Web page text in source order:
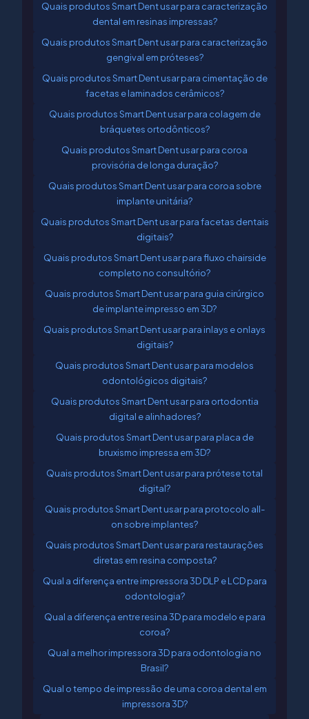
Quais produtos Smart Dent usar para caracterização
dental em resinas impressas?
Quais produtos Smart Dent usar para caracterização
gengival em próteses?
Quais produtos Smart Dent usar para cimentação de
facetas e laminados cerâmicos?
Quais produtos Smart Dent usar para colagem de
bráquetes ortodônticos?
Quais produtos Smart Dent usar para coroa
provisória de longa duração?
Quais produtos Smart Dent usar para coroa sobre
implante unitária?
Quais produtos Smart Dent usar para facetas dentais
digitais?
Quais produtos Smart Dent usar para fluxo chairside
completo no consultório?
Quais produtos Smart Dent usar para guia cirúrgico
de implante impresso em 3D?
Quais produtos Smart Dent usar para inlays e onlays
digitais?
Quais produtos Smart Dent usar para modelos
odontológicos digitais?
Quais produtos Smart Dent usar para ortodontia
digital e alinhadores?
Quais produtos Smart Dent usar para placa de
bruxismo impressa em 3D?
Quais produtos Smart Dent usar para prótese total
digital?
Quais produtos Smart Dent usar para protocolo all-
on sobre implantes?
Quais produtos Smart Dent usar para restaurações
diretas em resina composta?
Qual a diferença entre impressora 3D DLP e LCD para
odontologia?
Qual a diferença entre resina 3D para modelo e para
coroa?
Qual a melhor impressora 3D para odontologia no
Brasil?
Qual o tempo de impressão de uma coroa dental em
impressora 3D?